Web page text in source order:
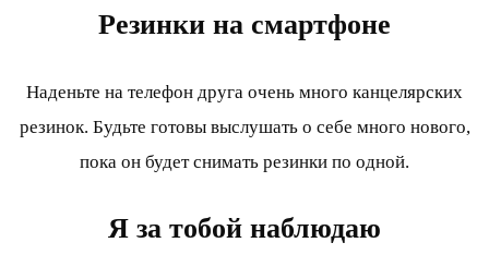
Резинки на смартфоне
Наденьте на телефон друга очень много канцелярских
резинок. Будьте готовы выслушать о себе много нового,
пока он будет снимать резинки по одной.
Я за тобой наблюдаю